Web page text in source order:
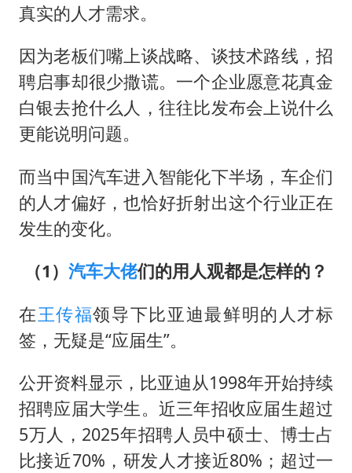
真实的人才需求。
因为老板们嘴上谈战略、谈技术路线，招
聘启事却很少撒谎。一个企业愿意花真金
白银去抢什么人，往往比发布会上说什么
更能说明问题。
而当中国汽车进入智能化下半场，车企们
的人才偏好，也恰好折射出这个行业正在
发生的变化。
（1） 汽车大佬们的用人观都是怎样的？
在王传福领导下比亚迪最鲜明的人才标
签，无疑是“应届生”。
公开资料显示，比亚迪从1998年开始持续
招聘应届大学生。近三年招收应届生超过
5万人，2025年招聘人员中硕士、博士占
比接近70%，研发人才接近80%；超过一